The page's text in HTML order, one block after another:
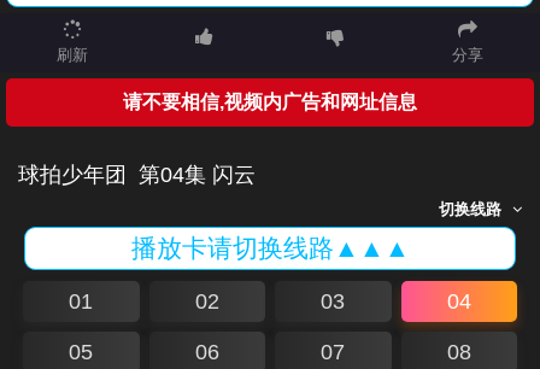
刷新 分享
请不要相信,视频内广告和网址信息
球拍少年团 第04集 闪云
切换线路
播放卡请切换线路▲▲▲
01 02 03 04
05 06 07 08